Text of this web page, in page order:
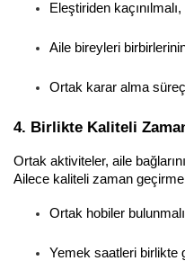
Eleştiriden
Aile bireyleri
Ortak karar alma
4. Birlikte Kaliteli
Ortak aktiviteler, aile
Ailece kaliteli zaman
Ortak hobiler
Yemek saatleri birlikte